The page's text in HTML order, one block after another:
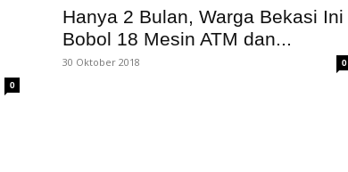
0
Hanya 2 Bulan, Warga Bekasi Ini
Bobol 18 Mesin ATM dan...
30 Oktober 2018 0